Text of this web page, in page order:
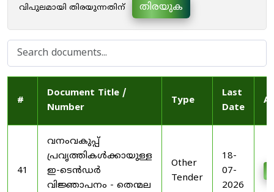
വിപുലമായി തിരയുന്നതിന്
തിരയുക
#
Document Title /
Number
Type
Last
Date
41
വനംവകുപ്പ്
പ്രവൃത്തികൾക്കായുള്ള
ഇ-ടെൻഡർ
വിജ്ഞാപനം - തെന്മല
Other
Tender
18-
07-
2026